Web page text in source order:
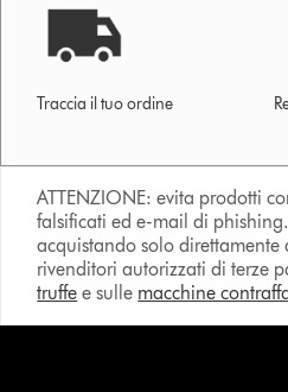
Traccia il tuo ordine
ATTENZIONE: evita prodotti
falsificati ed e-mail di
acquistando solo direttamente
rivenditori autorizzati di terze
truffe e sulle macchine